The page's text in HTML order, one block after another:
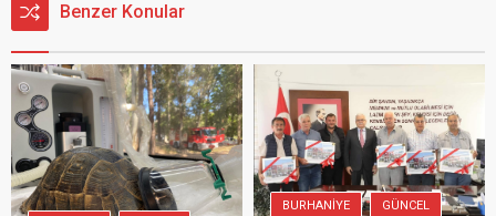
Benzer Konular
BURHANIYE GÜNCEL